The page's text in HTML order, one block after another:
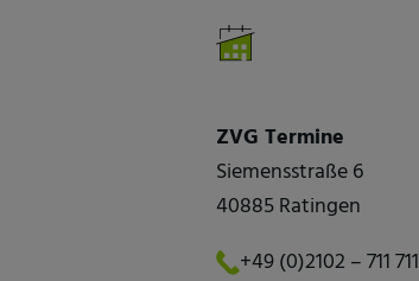
ZVG Termine
Siemensstraße 6
40885 Ratingen
+49 (0)2102 – 711 711